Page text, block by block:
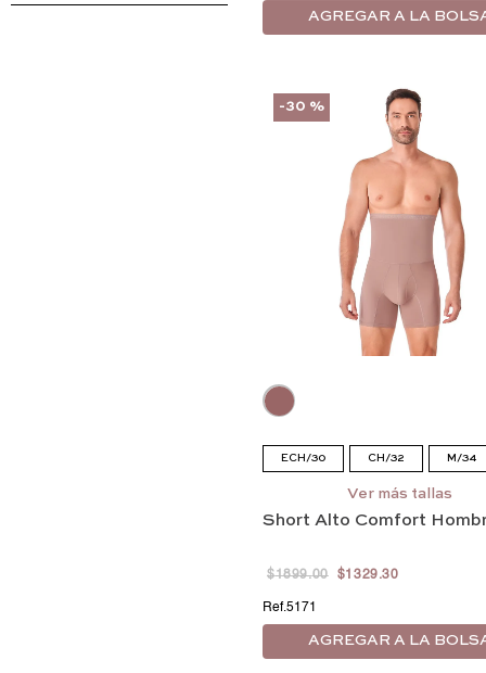
AGREGAR A LA
-30 %
ECH/30 CH/32 M/34
EG/38 EEG/40
EEEG/42
Ver más tallas
Short Alto Comfort
$1899.00 $1329.30
5171
AGREGAR A LA